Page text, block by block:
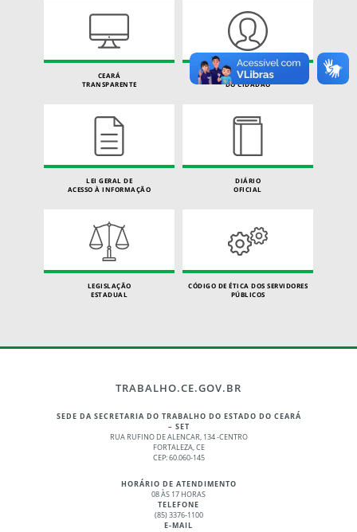
CEARÁ
TRANSPARENTE
CARTA DE SERVIÇOS
DO CIDADÃO
LEI GERAL DE
ACESSO À INFORMAÇÃO
DIÁRIO
OFICIAL
LEGISLAÇÃO
ESTADUAL
CÓDIGO DE ÉTICA DOS SERVIDORES
PÚBLICOS
TRABALHO.CE.GOV.BR
SEDE DA SECRETARIA DO TRABALHO DO ESTADO DO CEARÁ
– SET
RUA RUFINO DE ALENCAR, 134 -CENTRO
FORTALEZA, CE
CEP: 60.060-145
HORÁRIO DE ATENDIMENTO
08 ÀS 17 HORAS
TELEFONE
(85) 3376-1100
E-MAIL